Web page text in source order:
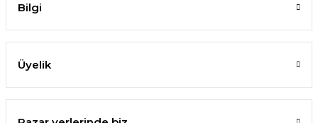
Bilgi
Üyelik